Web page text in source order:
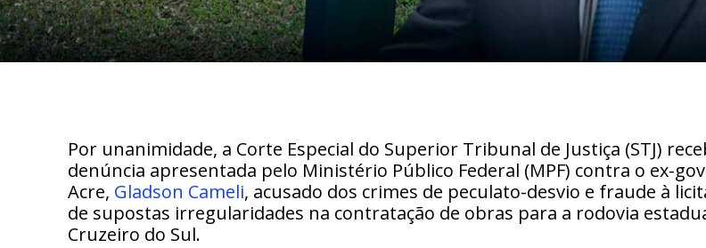
Por unanimidade, a Corte Especial do Superior Tribunal de Justiça (STJ)
denúncia apresentada pelo Ministério Público Federal (MPF) contra o ex-
Acre, Gladson Cameli, acusado dos crimes de peculato-desvio e fraude à
de supostas irregularidades na contratação de obras para a rodovia
Cruzeiro do Sul.